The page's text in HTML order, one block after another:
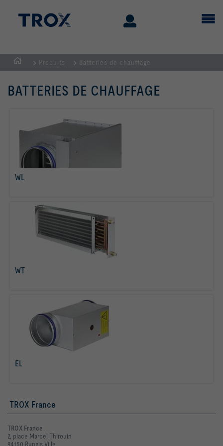
Page
d'accueil
Produits Batteries de chauffage
BATTERIES DE CHAUFFAGE
WL
WT
EL
TROX France
TROX France
2, place Marcel Thirouin
94150 Rungis Ville